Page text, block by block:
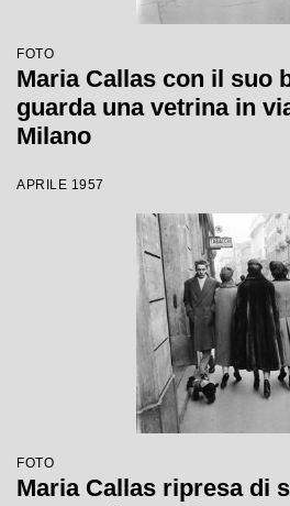
FOTO
Maria Callas con il suo
guarda una vetrina in
Milano
APRILE 1957
FOTO
Maria Callas ripresa di